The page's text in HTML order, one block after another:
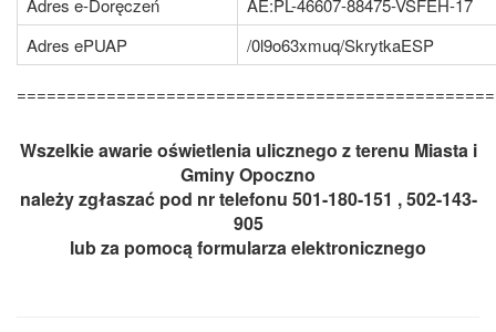
Adres ePUAP
/0l9o63xmuq/SkrytkaESP
Wszelkie awarie oświetlenia ulicznego z terenu Miasta i
Gminy Opoczno
należy zgłaszać pod nr telefonu 501-180-151 , 502-143-
905
lub za pomocą formularza elektronicznego